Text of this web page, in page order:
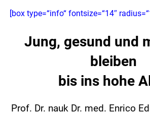
[box type=“info“ fontsize=“14″
Jung, gesund und
bleiben
bis ins hohe
Prof. Dr. nauk Dr. med. Enrico